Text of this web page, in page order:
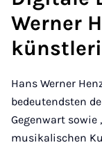
Werner
Hans Werner
bedeutendsten
Gegenwart
musikalischen